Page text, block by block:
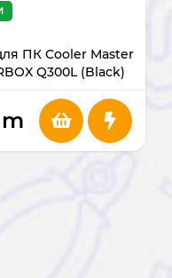
ПК Cooler Master
Q300L (Black)
m